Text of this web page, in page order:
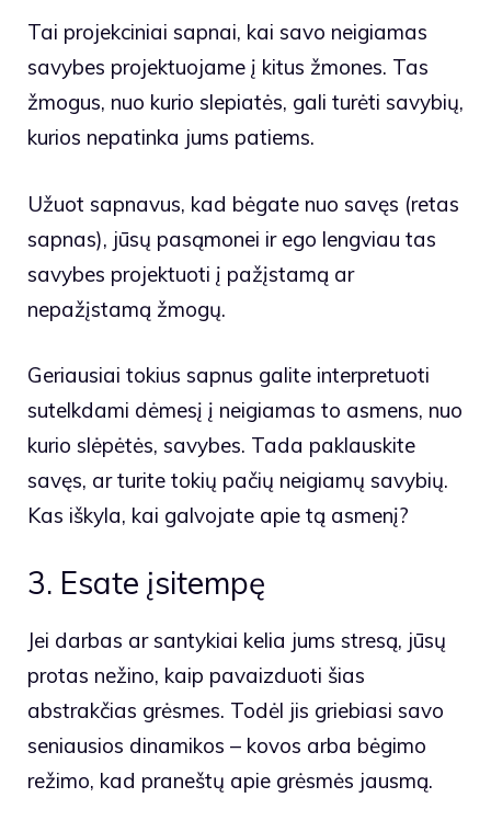
Tai projekciniai sapnai, kai savo neigiamas
savybes projektuojame į kitus žmones. Tas
žmogus, nuo kurio slepiatės, gali turėti savybių,
kurios nepatinka jums patiems.
Užuot sapnavus, kad bėgate nuo savęs (retas
sapnas), jūsų pasąmonei ir ego lengviau tas
savybes projektuoti į pažįstamą ar
nepažįstamą žmogų.
Geriausiai tokius sapnus galite interpretuoti
sutelkdami dėmesį į neigiamas to asmens, nuo
kurio slėpėtės, savybes. Tada paklauskite
savęs, ar turite tokių pačių neigiamų savybių.
Kas iškyla, kai galvojate apie tą asmenį?
3. Esate įsitempę
Jei darbas ar santykiai kelia jums stresą, jūsų
protas nežino, kaip pavaizduoti šias
abstrakčias grėsmes. Todėl jis griebiasi savo
seniausios dinamikos – kovos arba bėgimo
režimo, kad praneštų apie grėsmės jausmą.